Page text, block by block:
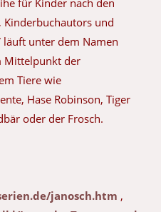
für Kinder nach den
Kinderbuchautors und
läuft unter dem Namen
Mittelpunkt der
Tiere wie
Hase Robinson, Tiger
oder der Frosch.
janosch.htm ,